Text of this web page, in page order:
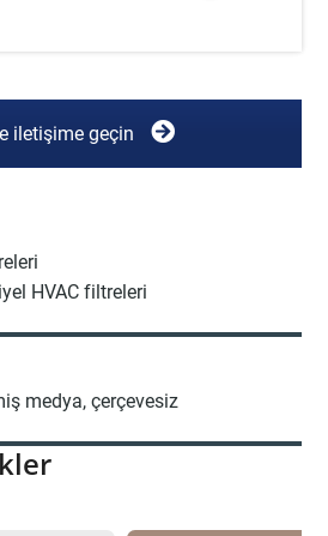
iletişime geçin
HVAC filtreleri
medya, çerçevesiz